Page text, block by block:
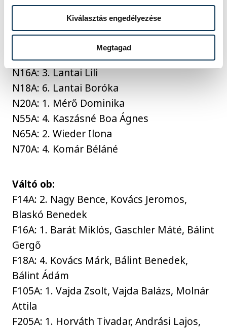
Kiválasztás engedélyezése
Megtagad
F70A: 6. Andrási Lajos
Középtávú ob, nők:
N14A: 2. Gaschler Emma, 4. Ódor Laura
N16A: 3. Lantai Lili
N18A: 6. Lantai Boróka
N20A: 1. Mérő Dominika
N55A: 4. Kaszásné Boa Ágnes
N65A: 2. Wieder Ilona
N70A: 4. Komár Béláné
Váltó ob:
F14A: 2. Nagy Bence, Kovács Jeromos,
Blaskó Benedek
F16A: 1. Barát Miklós, Gaschler Máté, Bálint
Gergő
F18A: 4. Kovács Márk, Bálint Benedek,
Bálint Ádám
F105A: 1. Vajda Zsolt, Vajda Balázs, Molnár
Attila
F205A: 1. Horváth Tivadar, Andrási Lajos,